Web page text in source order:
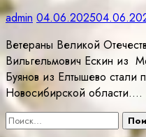
admin 04.06.2025
Ветераны Великой
Вильгельмович Ескин из
Буянов из Елтышево стали
Новосибирской области.…
Найти: